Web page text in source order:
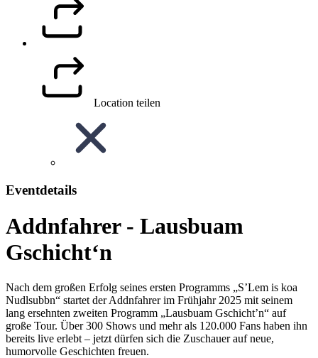
Location teilen
Eventdetails
Addnfahrer - Lausbuam
Gschicht‘n
Nach dem großen Erfolg seines ersten Programms „S’Lem is koa
Nudlsubbn“ startet der Addnfahrer im Frühjahr 2025 mit seinem
lang ersehnten zweiten Programm „Lausbuam Gschicht’n“ auf
große Tour. Über 300 Shows und mehr als 120.000 Fans haben ihn
bereits live erlebt – jetzt dürfen sich die Zuschauer auf neue,
humorvolle Geschichten freuen.